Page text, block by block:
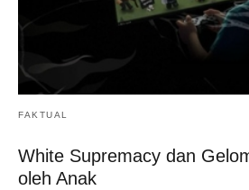
FAKTUAL
White Supremacy dan
oleh Anak